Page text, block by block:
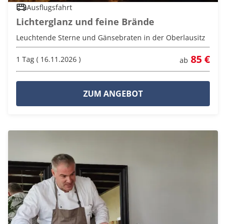
Ausflugsfahrt
Lichterglanz und feine Brände
Leuchtende Sterne und Gänsebraten in der Oberlausitz
1 Tag ( 16.11.2026 ) ab 85 €
ZUM ANGEBOT